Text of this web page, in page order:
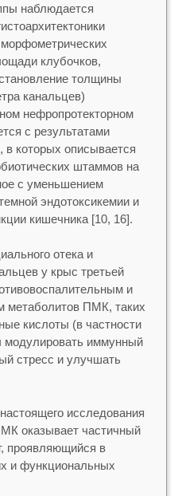
наблюдается
клубочков,
толщины
канальцев)
нефропротекторном
с результатами
которых описывается
штаммов на
с уменьшением
эндотоксикемии и
кишечника [10, 16].
отека и
у крыс третьей
и
метаболитов ПМК, таких
кислоты (в частности
модулировать иммунный
стресс и улучшать
исследования
оказывает частичный
проявляющийся в
и функциональных